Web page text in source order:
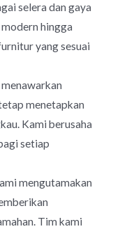
selera dan gaya
hingga
yang sesuai
menetapkan
Kami berusaha
setiap
mengutamakan
Tim kami